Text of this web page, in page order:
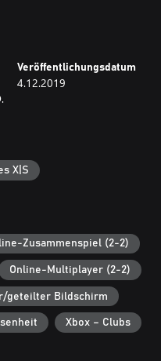
DLC ist ebenfalls
der offiziellen Website
Veröffentlichungsdatum
4.12.2019
X|S
Zusammenspiel (2-2)
Online-Multiplayer (2-2)
geteilter Bildschirm
Xbox – Clubs